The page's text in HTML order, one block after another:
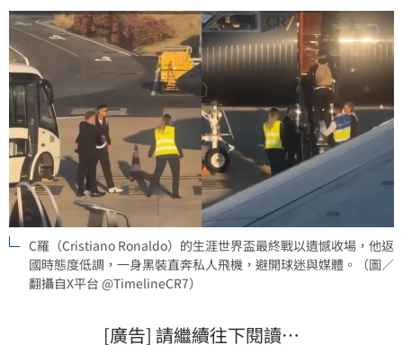
任教練人選，力求重塑球隊贏球文化，為未來
C羅（Cristiano Ronaldo）的生涯世界盃最終戰以遺憾收場，他返
國時態度低調，一身黑裝直奔私人飛機，避開球迷與媒體。（圖／
翻攝自X平台 @TimelineCR7）
[廣告] 請繼續往下閱讀…